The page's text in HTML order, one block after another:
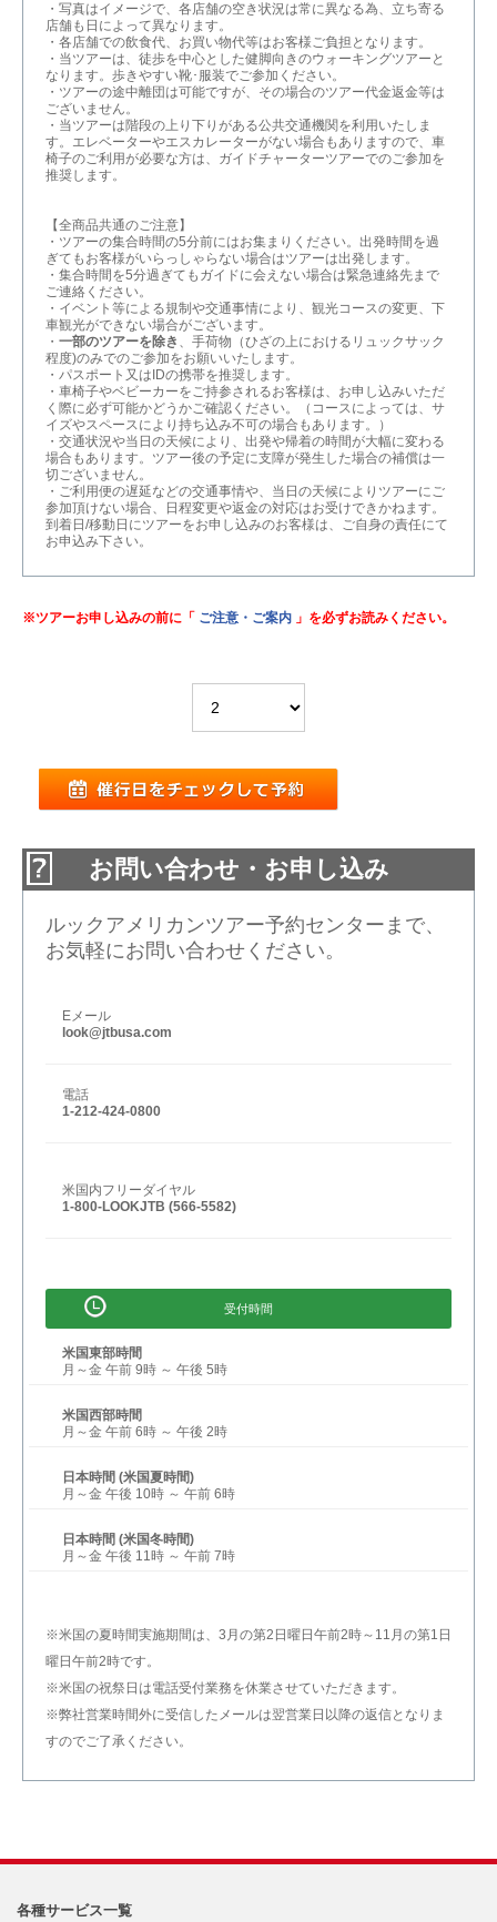
・写真はイメージで、各店舗の空き状況は常に異なる為、立ち寄る
店舗も日によって異なります。
・各店舗での飲食代、お買い物代等はお客様ご負担となります。
・当ツアーは、徒歩を中心とした健脚向きのウォーキングツアーと
なります。歩きやすい靴･服装でご参加ください。
・ツアーの途中離団は可能ですが、その場合のツアー代金返金等は
ございません。
・当ツアーは階段の上り下りがある公共交通機関を利用いたしま
す。エレベーターやエスカレーターがない場合もありますので、車
椅子のご利用が必要な方は、ガイドチャーターツアーでのご参加を
推奨します。
【全商品共通のご注意】
・ツアーの集合時間の5分前にはお集まりください。出発時間を過
ぎてもお客様がいらっしゃらない場合はツアーは出発します。
・集合時間を5分過ぎてもガイドに会えない場合は緊急連絡先まで
ご連絡ください。
・イベント等による規制や交通事情により、観光コースの変更、下
車観光ができない場合がございます。
・ 一部のツアーを除き 、手荷物（ひざの上におけるリュックサック
程度)のみでのご参加をお願いいたします。
・パスポート又はIDの携帯を推奨します。
・車椅子やベビーカーをご持参されるお客様は、お申し込みいただ
く際に必ず可能かどうかご確認ください。（コースによっては、サ
イズやスペースにより持ち込み不可の場合もあります。）
・交通状況や当日の天候により、出発や帰着の時間が大幅に変わる
場合もあります。ツアー後の予定に支障が発生した場合の補償は一
切ございません。
・ご利用便の遅延などの交通事情や、当日の天候によりツアーにご
参加頂けない場合、日程変更や返金の対応はお受けできかねます。
到着日/移動日にツアーをお申し込みのお客様は、ご自身の責任にて
お申込み下さい。
※ツアーお申し込みの前に「 ご注意・ご案内 」を必ずお読みください。
お問い合わせ・お申し込み
ルックアメリカンツアー予約センターまで、
お気軽にお問い合わせください。
Eメール
look@jtbusa.com
電話
1-212-424-0800
米国内フリーダイヤル
1-800-LOOKJTB (566-5582)
受付時間
米国東部時間
月～金 午前 9時 ～ 午後 5時
米国西部時間
月～金 午前 6時 ～ 午後 2時
日本時間 (米国夏時間)
月～金 午後 10時 ～ 午前 6時
日本時間 (米国冬時間)
月～金 午後 11時 ～ 午前 7時
※米国の夏時間実施期間は、3月の第2日曜日午前2時～11月の第1日
曜日午前2時です。
※米国の祝祭日は電話受付業務を休業させていただきます。
※弊社営業時間外に受信したメールは翌営業日以降の返信となりま
すのでご了承ください。
各種サービス一覧